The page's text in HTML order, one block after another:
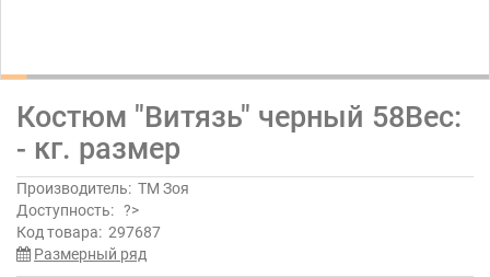
Костюм "Витязь" черный 58Вес:
- кг. размер
Производитель: ТМ Зоя
Доступность: ?>
Код товара: 297687
Размерный ряд